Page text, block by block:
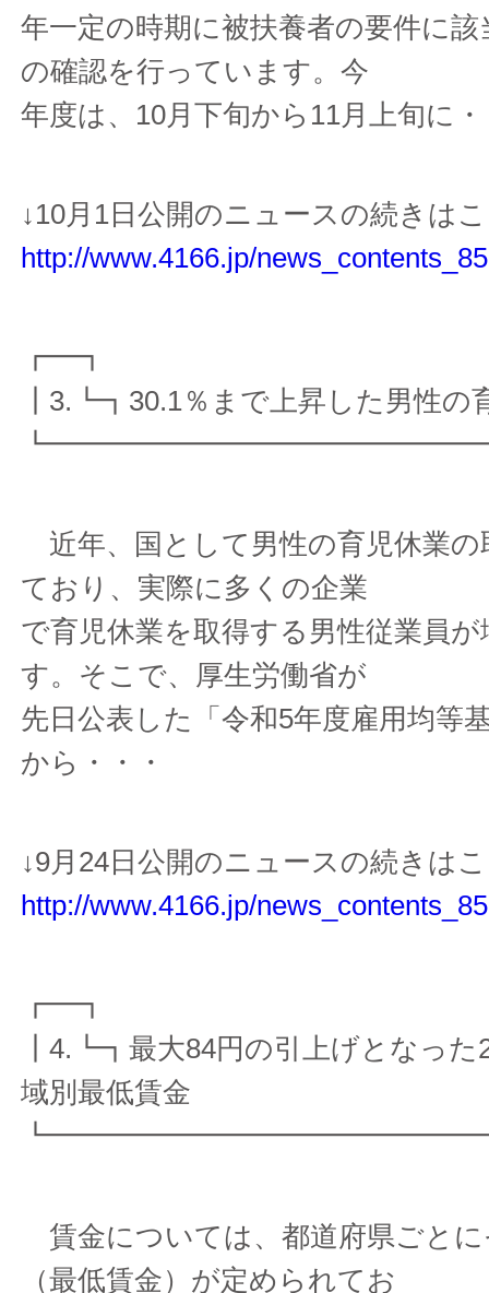
年一定の時期に被扶養者の要件に
の確認を行っています。今
年度は、10月下旬から11月上旬に
↓10月1日公開のニュースの続きは
http://www.4166.jp/
┏━┓
┃3.┗┓30.1％まで上昇した男性の
近年、国として男性の育児休業の
ており、実際に多くの企業
で育児休業を取得する男性従業員
す。そこで、厚生労働省が
先日公表した「令和5年度雇用均等
から・・・
↓9月24日公開のニュースの続きは
http://www.4166.jp/
┏━┓
┃4.┗┓最大84円の引上げとなった
域別最低賃金
賃金については、都道府県ごとに
（最低賃金）が定められてお